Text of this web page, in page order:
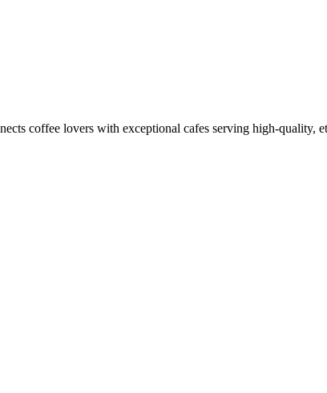
coffee lovers with exceptional cafes serving high-quality,